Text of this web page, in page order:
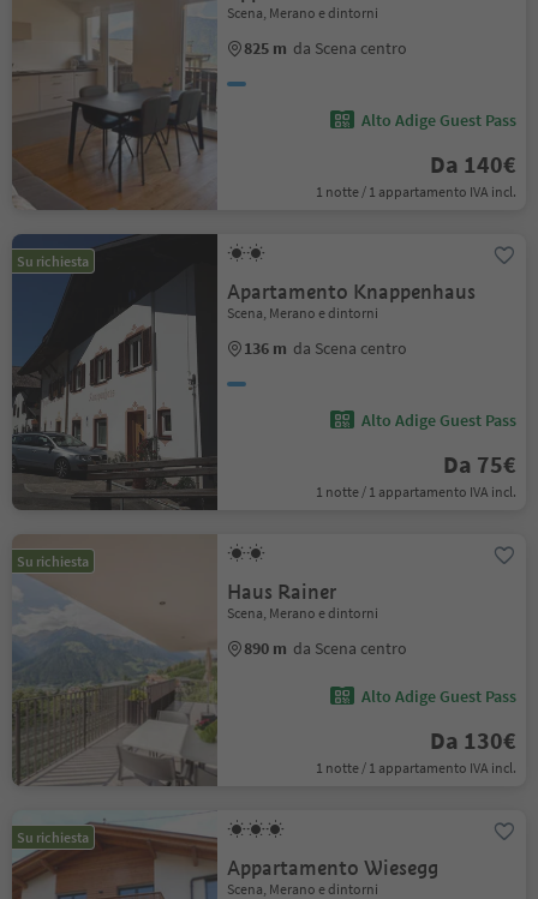
Scena, Merano e dintorni
825 m da Scena centro
Alto Adige Guest Pass
Da 140€
1 notte / 1 appartamento IVA incl.
Su richiesta
Apartamento Knappenhaus
Scena, Merano e dintorni
136 m da Scena centro
Alto Adige Guest Pass
Da 75€
1 notte / 1 appartamento IVA incl.
Su richiesta
Haus Rainer
Scena, Merano e dintorni
890 m da Scena centro
Alto Adige Guest Pass
Da 130€
1 notte / 1 appartamento IVA incl.
Su richiesta
Appartamento Wiesegg
Scena, Merano e dintorni